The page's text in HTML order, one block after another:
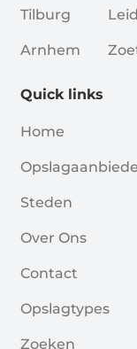
Tilburg
Arnhem
Quick links
Home
Steden
Over Ons
Contact
Opslagtypes
Zoeken